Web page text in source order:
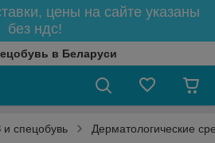
цены на сайте указаны
без ндс!
в Беларуси
спецобувь Дерматологические